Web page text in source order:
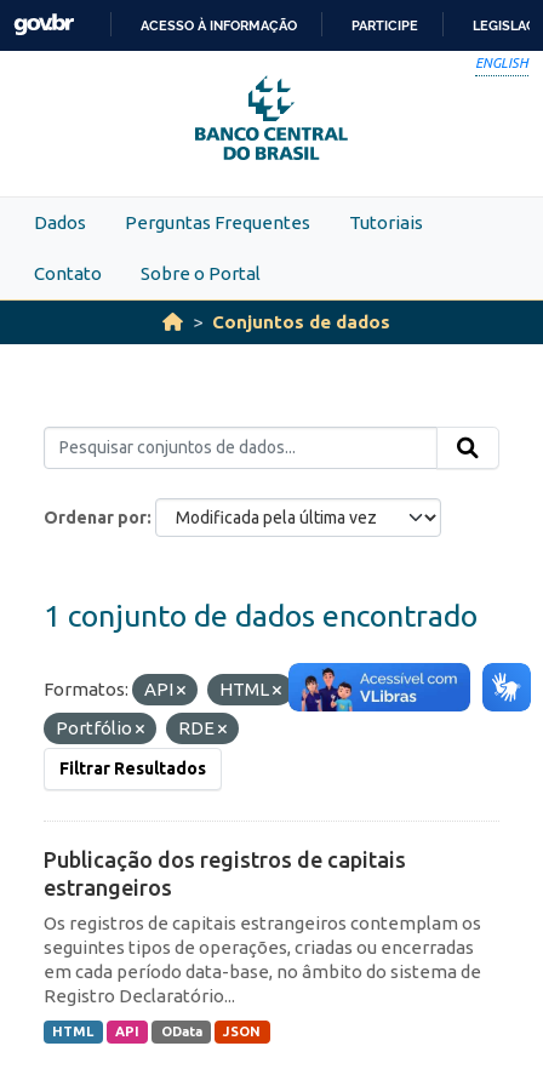
Skip to main content
PARA
O
CONTEÚDO
ACESSO À INFORMAÇÃO PARTICIPE
ENGLISH
Dados Perguntas Frequentes Tutoriais
Contato Sobre o Portal
Conjuntos de dados
Ordenar por
1 conjunto de dados encontrado
Formatos: API HTML Etiquetas:
ROF
Portfólio
RDE
Filtrar Resultados
Publicação dos registros de capitais
estrangeiros
Os registros de capitais estrangeiros contemplam os
seguintes tipos de operações, criadas ou encerradas
em cada período data-base, no âmbito do sistema de
Registro Declaratório...
HTML API OData JSON